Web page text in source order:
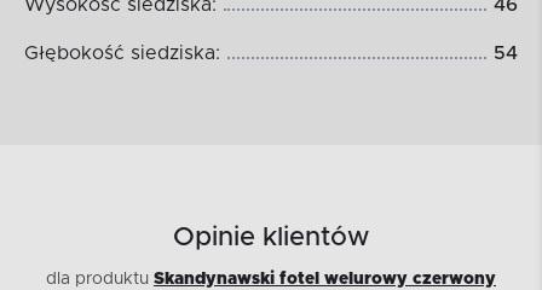
Wysokość siedziska: 46
Głębokość siedziska: 54
Opinie klientów
dla produktu Skandynawski fotel welurowy czerwony